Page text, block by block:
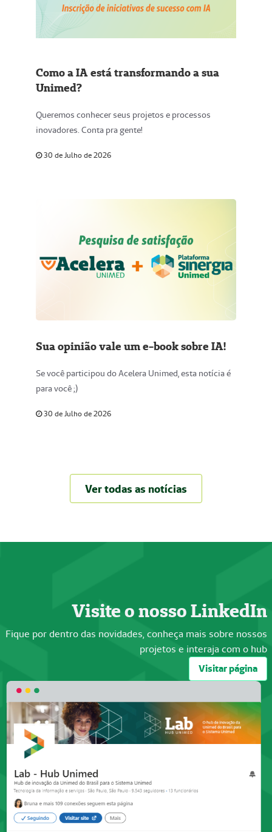
Como a IA está transformando a sua
Unimed?
Queremos conhecer seus projetos e processos
inovadores. Conta pra gente!
30 de Julho de 2026
Sua opinião vale um e-book sobre IA!
Se você participou do Acelera Unimed, esta notícia é
para você ;)
30 de Julho de 2026
Ver todas as notícias
Visite o nosso LinkedIn
Fique por dentro das novidades, conheça mais sobre nossos
projetos e interaja com o hub
Visitar página